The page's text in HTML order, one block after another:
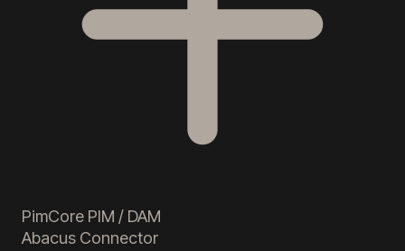
PimCore PIM / DAM
Abacus Connector